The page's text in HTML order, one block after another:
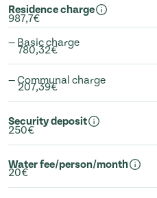
Residence charge
987,7€
— Basic charge
780,32€
— Communal charge
207,39€
Security deposit
250€
Water fee/person/month
20€